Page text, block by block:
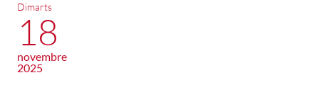
Dimarts
18
novembre
2025